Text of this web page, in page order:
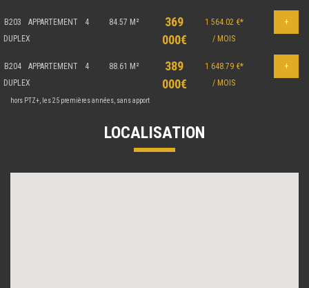
B203
DUPLEX
APPARTEMENT 4 84.57 M²
369
000€
1 564.02 €*
/ MOIS
+
B204
DUPLEX
APPARTEMENT 4 88.61 M²
389
000€
1 648.79 €*
/ MOIS
+
hors PTZ+, les 25 premières années, sans apport
LOCALISATION